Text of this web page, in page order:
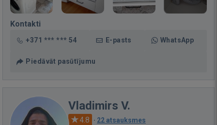
Kontakti
+371 *** *** 54 E-pasts WhatsApp
Piedāvāt pasūtījumu
Vladimirs V.
4.8 · 22 atsauksmes